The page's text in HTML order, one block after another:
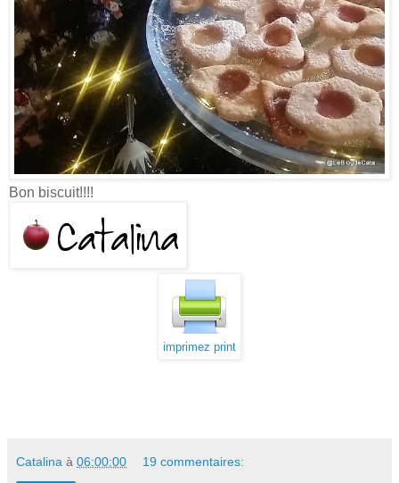
Bon biscuit!!!!
imprimez print
Catalina à 06:00:00 19 commentaires: